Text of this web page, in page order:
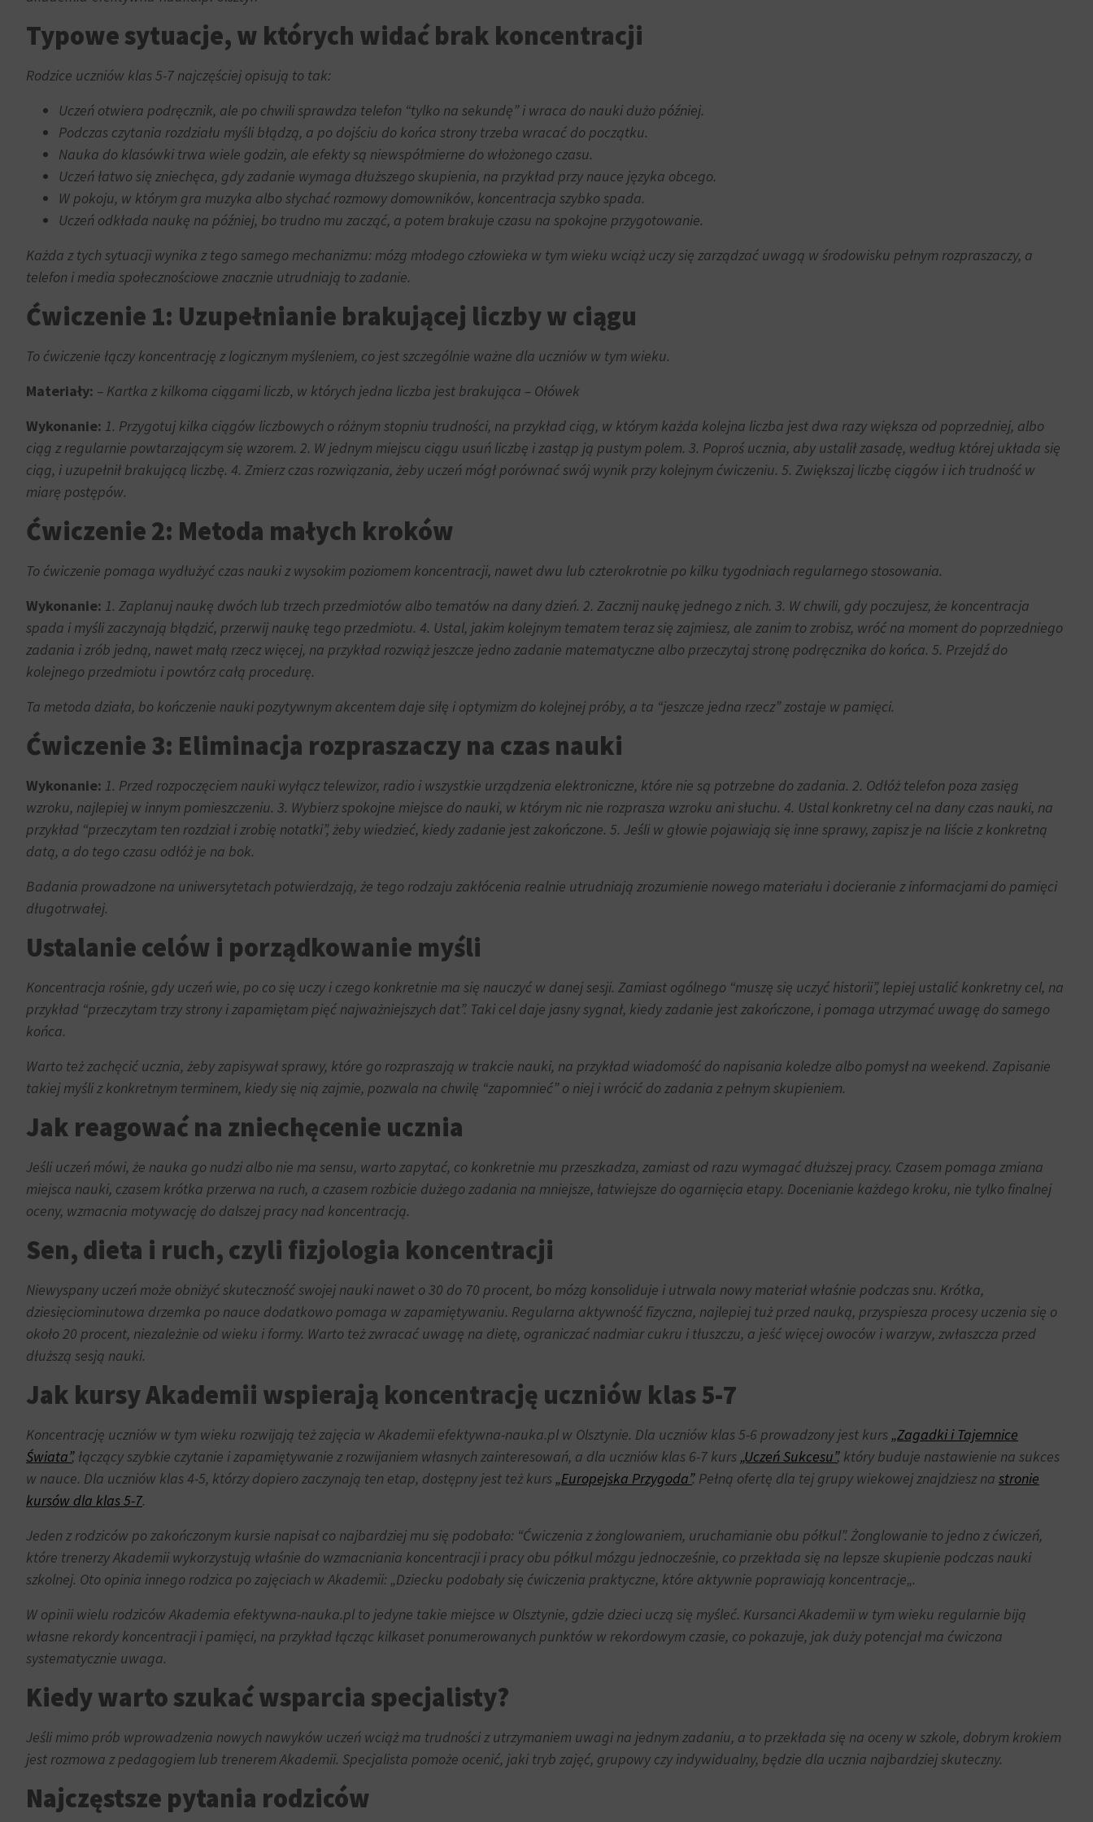
Typowe sytuacje, w których widać brak koncentracji
Rodzice uczniów klas 5-7 najczęściej opisują to tak:
Uczeń otwiera podręcznik, ale po chwili sprawdza telefon “tylko na sekundę” i wraca do nauki dużo później.
Podczas czytania rozdziału myśli błądzą, a po dojściu do końca strony trzeba wracać do początku.
Nauka do klasówki trwa wiele godzin, ale efekty są niewspółmierne do włożonego czasu.
Uczeń łatwo się zniechęca, gdy zadanie wymaga dłuższego skupienia, na przykład przy nauce języka obcego.
W pokoju, w którym gra muzyka albo słychać rozmowy domowników, koncentracja szybko spada.
Uczeń odkłada naukę na później, bo trudno mu zacząć, a potem brakuje czasu na spokojne przygotowanie.
Każda z tych sytuacji wynika z tego samego mechanizmu: mózg młodego człowieka w tym wieku wciąż uczy się zarządzać uwagą w środowisku pełnym rozpraszaczy, a
telefon i media społecznościowe znacznie utrudniają to zadanie.
Ćwiczenie 1: Uzupełnianie brakującej liczby w ciągu
To ćwiczenie łączy koncentrację z logicznym myśleniem, co jest szczególnie ważne dla uczniów w tym wieku.
Materiały: – Kartka z kilkoma ciągami liczb, w których jedna liczba jest brakująca – Ołówek
Wykonanie: 1. Przygotuj kilka ciągów liczbowych o różnym stopniu trudności, na przykład ciąg, w którym każda kolejna liczba jest dwa razy większa od poprzedniej, albo
ciąg z regularnie powtarzającym się wzorem. 2. W jednym miejscu ciągu usuń liczbę i zastąp ją pustym polem. 3. Poproś ucznia, aby ustalił zasadę, według której układa się
ciąg, i uzupełnił brakującą liczbę. 4. Zmierz czas rozwiązania, żeby uczeń mógł porównać swój wynik przy kolejnym ćwiczeniu. 5. Zwiększaj liczbę ciągów i ich trudność w
miarę postępów.
Ćwiczenie 2: Metoda małych kroków
To ćwiczenie pomaga wydłużyć czas nauki z wysokim poziomem koncentracji, nawet dwu lub czterokrotnie po kilku tygodniach regularnego stosowania.
Wykonanie: 1. Zaplanuj naukę dwóch lub trzech przedmiotów albo tematów na dany dzień. 2. Zacznij naukę jednego z nich. 3. W chwili, gdy poczujesz, że koncentracja
spada i myśli zaczynają błądzić, przerwij naukę tego przedmiotu. 4. Ustal, jakim kolejnym tematem teraz się zajmiesz, ale zanim to zrobisz, wróć na moment do poprzedniego
zadania i zrób jedną, nawet małą rzecz więcej, na przykład rozwiąż jeszcze jedno zadanie matematyczne albo przeczytaj stronę podręcznika do końca. 5. Przejdź do
kolejnego przedmiotu i powtórz całą procedurę.
Ta metoda działa, bo kończenie nauki pozytywnym akcentem daje siłę i optymizm do kolejnej próby, a ta “jeszcze jedna rzecz” zostaje w pamięci.
Ćwiczenie 3: Eliminacja rozpraszaczy na czas nauki
Wykonanie: 1. Przed rozpoczęciem nauki wyłącz telewizor, radio i wszystkie urządzenia elektroniczne, które nie są potrzebne do zadania. 2. Odłóż telefon poza zasięg
wzroku, najlepiej w innym pomieszczeniu. 3. Wybierz spokojne miejsce do nauki, w którym nic nie rozprasza wzroku ani słuchu. 4. Ustal konkretny cel na dany czas nauki, na
przykład “przeczytam ten rozdział i zrobię notatki”, żeby wiedzieć, kiedy zadanie jest zakończone. 5. Jeśli w głowie pojawiają się inne sprawy, zapisz je na liście z konkretną
datą, a do tego czasu odłóż je na bok.
Badania prowadzone na uniwersytetach potwierdzają, że tego rodzaju zakłócenia realnie utrudniają zrozumienie nowego materiału i docieranie z informacjami do pamięci
długotrwałej.
Ustalanie celów i porządkowanie myśli
Koncentracja rośnie, gdy uczeń wie, po co się uczy i czego konkretnie ma się nauczyć w danej sesji. Zamiast ogólnego “muszę się uczyć historii”, lepiej ustalić konkretny cel, na
przykład “przeczytam trzy strony i zapamiętam pięć najważniejszych dat”. Taki cel daje jasny sygnał, kiedy zadanie jest zakończone, i pomaga utrzymać uwagę do samego
końca.
Warto też zachęcić ucznia, żeby zapisywał sprawy, które go rozpraszają w trakcie nauki, na przykład wiadomość do napisania koledze albo pomysł na weekend. Zapisanie
takiej myśli z konkretnym terminem, kiedy się nią zajmie, pozwala na chwilę “zapomnieć” o niej i wrócić do zadania z pełnym skupieniem.
Jak reagować na zniechęcenie ucznia
Jeśli uczeń mówi, że nauka go nudzi albo nie ma sensu, warto zapytać, co konkretnie mu przeszkadza, zamiast od razu wymagać dłuższej pracy. Czasem pomaga zmiana
miejsca nauki, czasem krótka przerwa na ruch, a czasem rozbicie dużego zadania na mniejsze, łatwiejsze do ogarnięcia etapy. Docenianie każdego kroku, nie tylko finalnej
oceny, wzmacnia motywację do dalszej pracy nad koncentracją.
Sen, dieta i ruch, czyli fizjologia koncentracji
Niewyspany uczeń może obniżyć skuteczność swojej nauki nawet o 30 do 70 procent, bo mózg konsoliduje i utrwala nowy materiał właśnie podczas snu. Krótka,
dziesięciominutowa drzemka po nauce dodatkowo pomaga w zapamiętywaniu. Regularna aktywność fizyczna, najlepiej tuż przed nauką, przyspiesza procesy uczenia się o
około 20 procent, niezależnie od wieku i formy. Warto też zwracać uwagę na dietę, ograniczać nadmiar cukru i tłuszczu, a jeść więcej owoców i warzyw, zwłaszcza przed
dłuższą sesją nauki.
Jak kursy Akademii wspierają koncentrację uczniów klas 5-7
Koncentrację uczniów w tym wieku rozwijają też zajęcia w Akademii efektywna-nauka.pl w Olsztynie. Dla uczniów klas 5-6 prowadzony jest kurs „Zagadki i Tajemnice
Świata”, łączący szybkie czytanie i zapamiętywanie z rozwijaniem własnych zainteresowań, a dla uczniów klas 6-7 kurs „Uczeń Sukcesu”, który buduje nastawienie na sukces
w nauce. Dla uczniów klas 4-5, którzy dopiero zaczynają ten etap, dostępny jest też kurs „Europejska Przygoda”. Pełną ofertę dla tej grupy wiekowej znajdziesz na stronie
kursów dla klas 5-7.
Jeden z rodziców po zakończonym kursie napisał co najbardziej mu się podobało: “Ćwiczenia z żonglowaniem, uruchamianie obu półkul”. Żonglowanie to jedno z ćwiczeń,
które trenerzy Akademii wykorzystują właśnie do wzmacniania koncentracji i pracy obu półkul mózgu jednocześnie, co przekłada się na lepsze skupienie podczas nauki
szkolnej. Oto opinia innego rodzica po zajęciach w Akademii: „Dziecku podobały się ćwiczenia praktyczne, które aktywnie poprawiają koncentracje„.
W opinii wielu rodziców Akademia efektywna-nauka.pl to jedyne takie miejsce w Olsztynie, gdzie dzieci uczą się myśleć. Kursanci Akademii w tym wieku regularnie biją
własne rekordy koncentracji i pamięci, na przykład łącząc kilkaset ponumerowanych punktów w rekordowym czasie, co pokazuje, jak duży potencjał ma ćwiczona
systematycznie uwaga.
Kiedy warto szukać wsparcia specjalisty?
Jeśli mimo prób wprowadzenia nowych nawyków uczeń wciąż ma trudności z utrzymaniem uwagi na jednym zadaniu, a to przekłada się na oceny w szkole, dobrym krokiem
jest rozmowa z pedagogiem lub trenerem Akademii. Specjalista pomoże ocenić, jaki tryb zajęć, grupowy czy indywidualny, będzie dla ucznia najbardziej skuteczny.
Najczęstsze pytania rodziców
dane
związane
z
reklamami
(np.
ciasteczka
do
targetowania
i
śledzenia)
mogą
być
przechowywane
i
przetwarzane
na
potrzeby
reklamowych.
Personalizacja
Określa,
czy
można
spersonalizowane
reklamy
na
podstawie
zachowań
i
preferencji
użytkownika,
wykorzystując
w
celu
zapisane
dane.
Przechowywanie
danych
użytkownika
Kontroluje
przechowywanie
specyficznych
dla
użytkownika,
służących
do
reklam,
profilowania
i
pomiaru
skuteczności
(długoterminowe).
Pomagają
spersonalizować
wrażenia
z
przeglądania,
ale
mogą
również
śledzić
online.
odnosi
się
do
zgody,
którą
muszą
uzyskać
od
użytkowników
użyciem
ciasteczek
gromadzących
dane
osobowe.
Przepisy
takie
jak
GDPR
wymagają,
witryny
prosiły
o
wyraźną
zgodę,
umożliwiając
użytkownikom
akceptowanie
lub
ciasteczek
i
swojej
prywatności.
wycofać
zgodę
w
dowolnym
zazwyczaj
za
pośrednictwem
prywatności
witryny,
które
umożliwiają
zarządzanie
lub
przechowywanych
ciasteczek
dowolnym
momencie.
więcej
szczegółów
na
temat
tego,
jak
witryna
używa
ciasteczek
i
jak
zbiera
dane,
zapoznaj